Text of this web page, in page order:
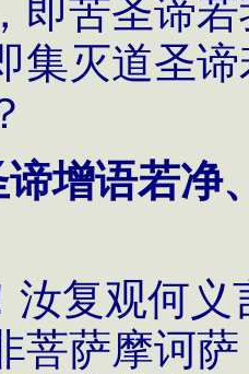
即苦圣谛
集灭道圣
谛增语若净
汝复观何
菩萨摩诃